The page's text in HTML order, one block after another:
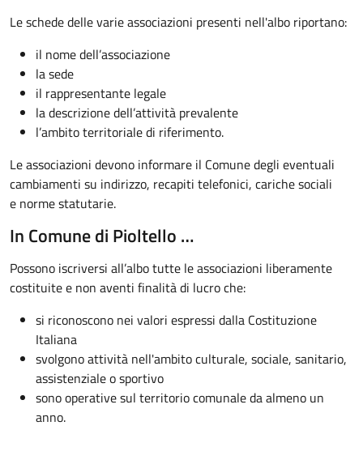
Le schede delle varie associazioni presenti nell'albo riportano:
il nome dell’associazione
la sede
il rappresentante legale
la descrizione dell’attività prevalente
l’ambito territoriale di riferimento.
Le associazioni devono informare il Comune degli eventuali
cambiamenti su indirizzo, recapiti telefonici, cariche sociali
e norme statutarie.
In Comune di Pioltello …
Possono iscriversi all’albo tutte le associazioni liberamente
costituite e non aventi finalità di lucro che:
si riconoscono nei valori espressi dalla Costituzione
Italiana
svolgono attività nell'ambito culturale, sociale, sanitario,
assistenziale o sportivo
sono operative sul territorio comunale da almeno un
anno.